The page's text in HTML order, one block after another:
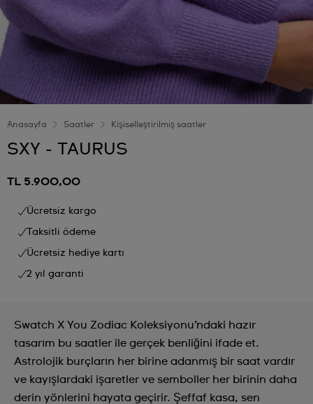
Anasayfa Saatler Kişiselleştirilmiş saatler
SXY - TAURUS
TL 5.900,00
Ücretsiz kargo
Taksitli ödeme
Ücretsiz hediye kartı
2 yıl garanti
Swatch X You Zodiac Koleksiyonu’ndaki hazır
tasarım bu saatler ile gerçek benliğini ifade et.
Astrolojik burçların her birine adanmış bir saat vardır
ve kayışlardaki işaretler ve semboller her birinin daha
derin yönlerini hayata geçirir. Şeffaf kasa, sen